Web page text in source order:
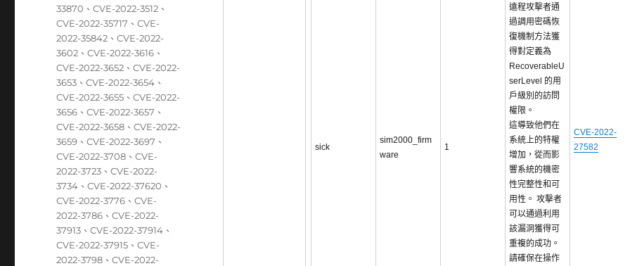
sick
sim2000_firm
ware
1
遠程攻擊者通
過調用密碼恢
復機制方法獲
得對定義為
RecoverableU
serLevel 的用
戶級別的訪問
權限。
這導致他們在
系統上的特權
增加，從而影
響系統的機密
性完整性和可
用性。 攻擊者
可以通過利用
該漏洞獲得可
重複的成功。
請確保在操作
CVE-2022-
27582
33870 、CVE-2022-3512 、
CVE-2022-35717 、CVE-
2022-35842 、CVE-2022-
3602 、CVE-2022-3616 、
CVE-2022-3652 、CVE-2022-
3653 、CVE-2022-3654 、
CVE-2022-3655 、CVE-2022-
3656 、CVE-2022-3657 、
CVE-2022-3658 、CVE-2022-
3659 、CVE-2022-3697 、
CVE-2022-3708 、CVE-
2022-3723 、CVE-2022-
3734 、CVE-2022-37620 、
CVE-2022-3776 、CVE-
2022-3786 、CVE-2022-
37913 、CVE-2022-37914 、
CVE-2022-37915 、CVE-
2022-3798 、CVE-2022-